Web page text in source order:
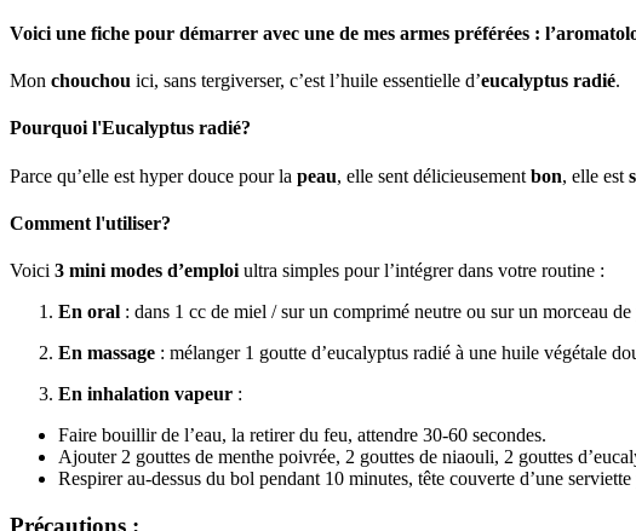
Voici une fiche pour démarrer avec une de mes armes préférées :
Mon chouchou ici, sans tergiverser, c’est l’huile essentielle d’eucalyptus radié.
Pourquoi l'Eucalyptus radié?
Parce qu’elle est hyper douce pour la peau, elle sent délicieusement bon, elle est
Comment l'utiliser?
Voici 3 mini modes d’emploi ultra simples pour l’intégrer dans votre routine :
En oral : dans 1 cc de miel / sur un comprimé neutre ou sur un morceau
En massage : mélanger 1 goutte d’eucalyptus radié à une huile végétale
En inhalation vapeur :
Faire bouillir de l’eau, la retirer du feu, attendre 30-60 secondes.
Ajouter 2 gouttes de menthe poivrée, 2 gouttes de niaouli, 2 gouttes
Respirer au-dessus du bol pendant 10 minutes, tête couverte d’une
Précautions :